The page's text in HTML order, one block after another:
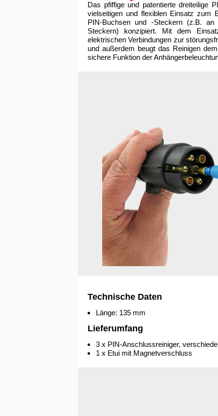
Das pfiffige und patentierte dreiteilige
vielseitigen und flexiblen Einsatz zum
PIN-Buchsen und -Steckern (z.B. an
Steckern) konzipiert. Mit dem
elektrischen Verbindungen zur
und außerdem beugt das Reinigen
sichere Funktion der
Technische Daten
Länge: 135 mm
Lieferumfang
3 x PIN-Anschlussreiniger,
1 x Etui mit Magnetverschluss